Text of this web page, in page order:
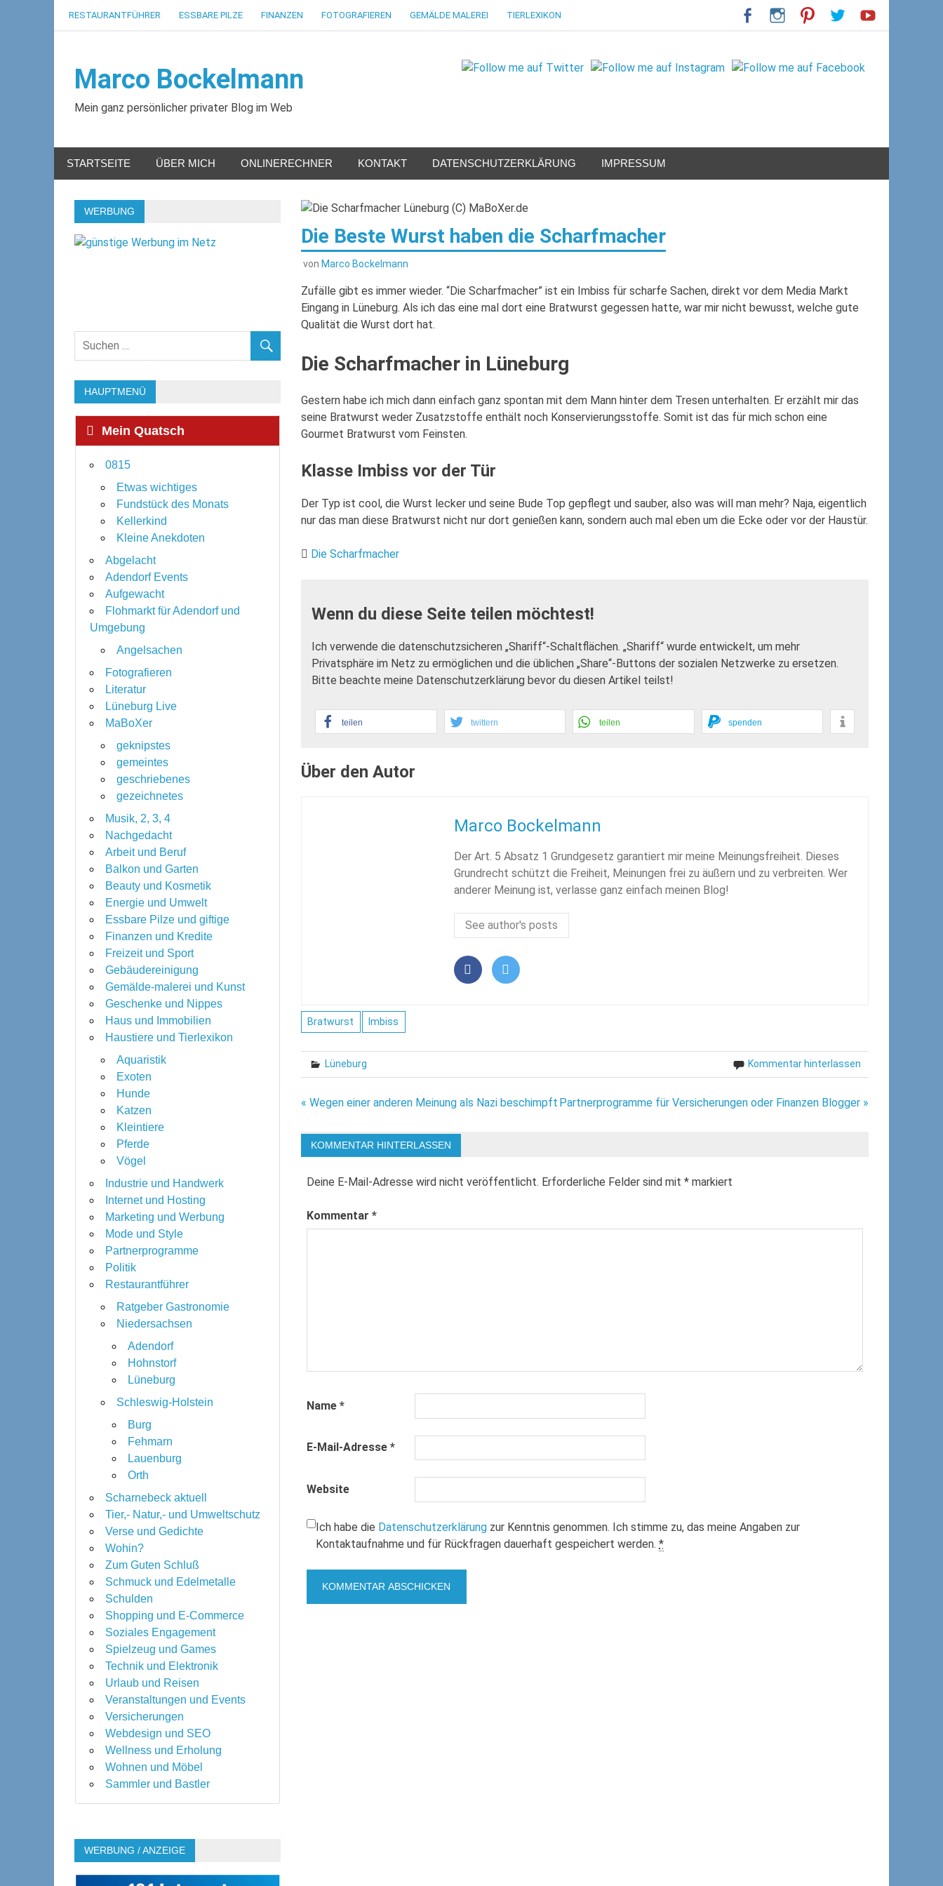
RESTAURANTFÜHRER ESSBARE PILZE FINANZEN FOTOGRAFIEREN GEMÄLDE MALEREI TIERLEXIKON
Marco Bockelmann
Mein ganz persönlicher privater Blog im Web
STARTSEITE ÜBER MICH ONLINERECHNER KONTAKT DATENSCHUTZERKLÄRUNG IMPRESSUM
Die Beste Wurst haben die Scharfmacher
von Marco Bockelmann
Zufälle gibt es immer wieder. “Die Scharfmacher” ist ein Imbiss für scharfe Sachen, direkt vor dem Media Markt
Eingang in Lüneburg. Als ich das eine mal dort eine Bratwurst gegessen hatte, war mir nicht bewusst, welche gute
Qualität die Wurst dort hat.
Die Scharfmacher in Lüneburg
Gestern habe ich mich dann einfach ganz spontan mit dem Mann hinter dem Tresen unterhalten. Er erzählt mir das
seine Bratwurst weder Zusatzstoffe enthält noch Konservierungsstoffe. Somit ist das für mich schon eine
Gourmet Bratwurst vom Feinsten.
Klasse Imbiss vor der Tür
Der Typ ist cool, die Wurst lecker und seine Bude Top gepflegt und sauber, also was will man mehr? Naja, eigentlich
nur das man diese Bratwurst nicht nur dort genießen kann, sondern auch mal eben um die Ecke oder vor der Haustür.
Die Scharfmacher
Wenn du diese Seite teilen möchtest!
Ich verwende die datenschutzsicheren „Shariff“-Schaltflächen. „Shariff“ wurde entwickelt, um mehr
Privatsphäre im Netz zu ermöglichen und die üblichen „Share“-Buttons der sozialen Netzwerke zu ersetzen.
Bitte beachte meine Datenschutzerklärung bevor du diesen Artikel teilst!
teilen twittern teilen spenden
Über den Autor
Marco Bockelmann
Der Art. 5 Absatz 1 Grundgesetz garantiert mir meine Meinungsfreiheit. Dieses
Grundrecht schützt die Freiheit, Meinungen frei zu äußern und zu verbreiten. Wer
anderer Meinung ist, verlasse ganz einfach meinen Blog!
See author's posts
Bratwurst Imbiss
Lüneburg Kommentar hinterlassen
Beitragsnavigation
« Wegen einer anderen Meinung als Nazi beschimpft Partnerprogramme für Versicherungen oder Finanzen Blogger »
KOMMENTAR HINTERLASSEN
Deine E-Mail-Adresse wird nicht veröffentlicht. Erforderliche Felder sind mit* markiert
Kommentar*
Name*
E-Mail-Adresse*
Website
Ich habe die Datenschutzerklärung zur Kenntnis genommen. Ich stimme zu, das meine Angaben zur
Kontaktaufnahme und für Rückfragen dauerhaft gespeichert werden.*
WERBUNG
HAUPTMENÜ
Mein Quatsch
0815
Etwas wichtiges
Fundstück des Monats
Kellerkind
Kleine Anekdoten
Abgelacht
Adendorf Events
Aufgewacht
Flohmarkt für Adendorf und
Umgebung
Angelsachen
Fotografieren
Literatur
Lüneburg Live
MaBoXer
geknipstes
gemeintes
geschriebenes
gezeichnetes
Musik, 2, 3, 4
Nachgedacht
Arbeit und Beruf
Balkon und Garten
Beauty und Kosmetik
Energie und Umwelt
Essbare Pilze und giftige
Finanzen und Kredite
Freizeit und Sport
Gebäudereinigung
Gemälde-malerei und Kunst
Geschenke und Nippes
Haus und Immobilien
Haustiere und Tierlexikon
Aquaristik
Exoten
Hunde
Katzen
Kleintiere
Pferde
Vögel
Industrie und Handwerk
Internet und Hosting
Marketing und Werbung
Mode und Style
Partnerprogramme
Politik
Restaurantführer
Ratgeber Gastronomie
Niedersachsen
Adendorf
Hohnstorf
Lüneburg
Schleswig-Holstein
Burg
Fehmarn
Lauenburg
Orth
Scharnebeck aktuell
Tier,- Natur,- und Umweltschutz
Verse und Gedichte
Wohin?
Zum Guten Schluß
Schmuck und Edelmetalle
Schulden
Shopping und E-Commerce
Soziales Engagement
Spielzeug und Games
Technik und Elektronik
Urlaub und Reisen
Veranstaltungen und Events
Versicherungen
Webdesign und SEO
Wellness und Erholung
Wohnen und Möbel
Sammler und Bastler
WERBUNG / ANZEIGE